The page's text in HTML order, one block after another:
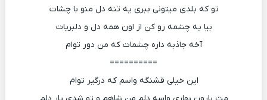
تو که بلدی میتونی ببری یه تنه دل منو با چشات
بیا یه چشمه رو کن از اون همه دل و دلبریات
آخه جاذبه داره چشمات که من دور توام
==========
این خیلی قشنگه واسم که درگیر توام